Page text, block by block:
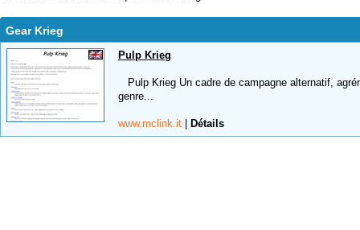
Gear Krieg
Pulp Krieg
Pulp Krieg Un cadre de campagne alternatif,
genre...
www.mclink.it Détails